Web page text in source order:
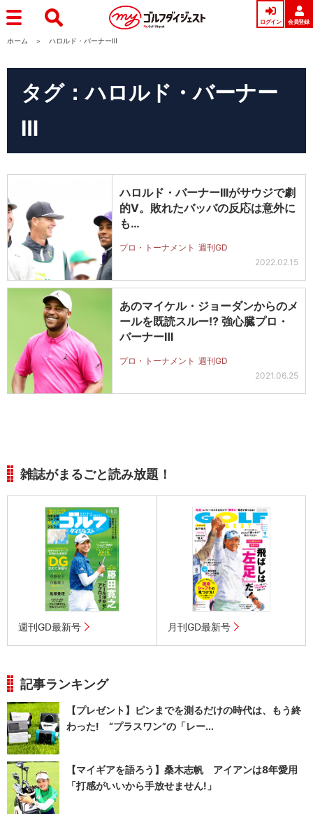
ログイン 会員登録
ホーム ハロルド・バーナーⅢ
タグ：ハロルド・バーナー
Ⅲ
ハロルド・バーナーIIIがサウジで劇
的V。敗れたバッバの反応は意外に
も…
プロ・トーナメント 週刊GD
2022.02.15
あのマイケル・ジョーダンからのメ
ールを既読スルー!? 強心臓プロ・
バーナーⅢ
プロ・トーナメント 週刊GD
2021.06.25
雑誌がまるごと読み放題！
週刊GD最新号 月刊GD最新号
記事ランキング
【プレゼント】ピンまでを測るだけの時代は、もう終
わった! “プラスワン”の「レー...
【マイギアを語ろう】桑木志帆 アイアンは8年愛用
「打感がいいから手放せません!」